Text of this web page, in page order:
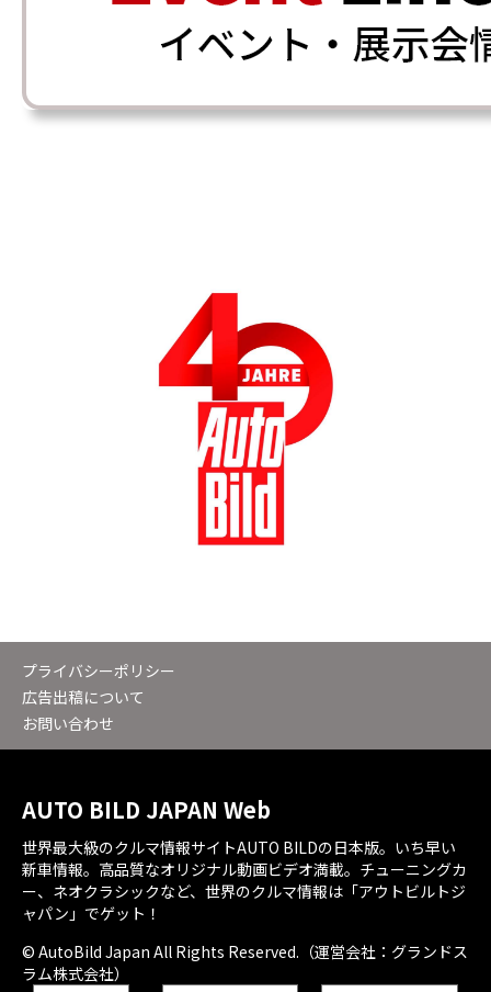
プライバシーポリシー
広告出稿について
お問い合わせ
AUTO BILD JAPAN Web
世界最大級のクルマ情報サイトAUTO BILDの日本版。いち早い
新車情報。高品質なオリジナル動画ビデオ満載。チューニングカ
ー、ネオクラシックなど、世界のクルマ情報は「アウトビルトジ
ャパン」でゲット！
© AutoBild Japan All Rights Reserved.（運営会社：グランドス
ラム株式会社）